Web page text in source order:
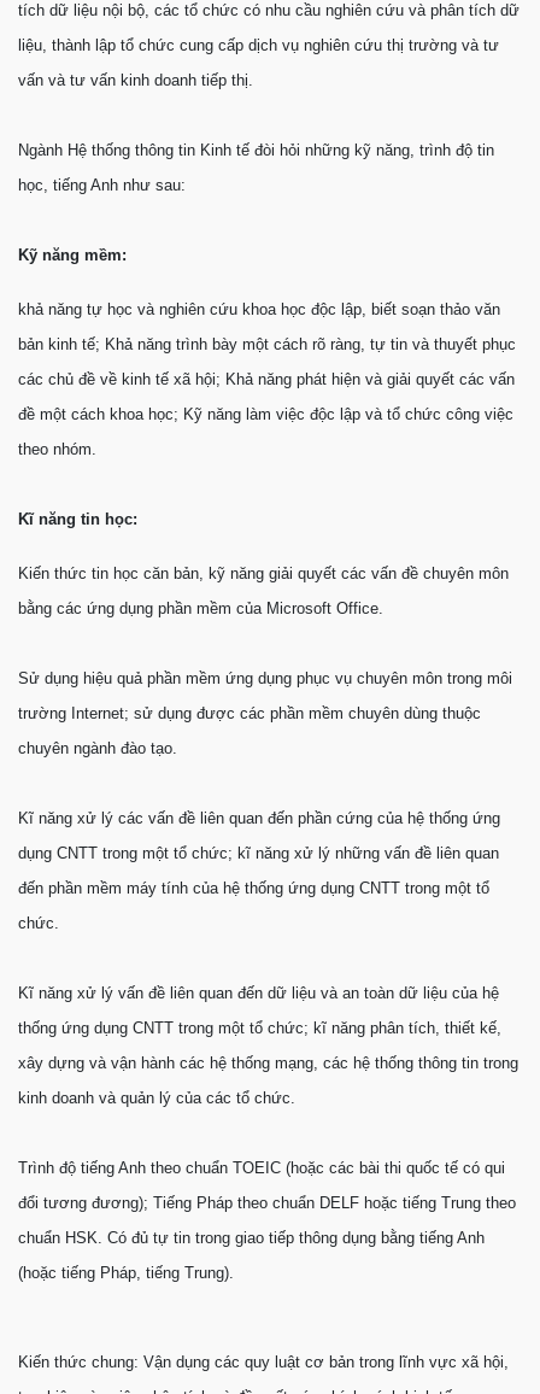
tích dữ liệu nội bộ, các tổ chức có nhu cầu nghiên cứu và phân tích dữ
liệu, thành lập tổ chức cung cấp dịch vụ nghiên cứu thị trường và tư
vấn và tư vấn kinh doanh tiếp thị.
Ngành Hệ thống thông tin Kinh tế đòi hỏi những kỹ năng, trình độ tin
học, tiếng Anh như sau:
Kỹ năng mềm:
khả năng tự học và nghiên cứu khoa học độc lập, biết soạn thảo văn
bản kinh tế; Khả năng trình bày một cách rõ ràng, tự tin và thuyết phục
các chủ đề về kinh tế xã hội; Khả năng phát hiện và giải quyết các vấn
đề một cách khoa học; Kỹ năng làm việc độc lập và tổ chức công việc
theo nhóm.
Kĩ năng tin học:
Kiến thức tin học căn bản, kỹ năng giải quyết các vấn đề chuyên môn
bằng các ứng dụng phần mềm của Microsoft Office.
Sử dụng hiệu quả phần mềm ứng dụng phục vụ chuyên môn trong môi
trường Internet; sử dụng được các phần mềm chuyên dùng thuộc
chuyên ngành đào tạo.
Kĩ năng xử lý các vấn đề liên quan đến phần cứng của hệ thống ứng
dụng CNTT trong một tổ chức; kĩ năng xử lý những vấn đề liên quan
đến phần mềm máy tính của hệ thống ứng dụng CNTT trong một tổ
chức.
Kĩ năng xử lý vấn đề liên quan đến dữ liệu và an toàn dữ liệu của hệ
thống ứng dụng CNTT trong một tổ chức; kĩ năng phân tích, thiết kế,
xây dựng và vận hành các hệ thống mạng, các hệ thống thông tin trong
kinh doanh và quản lý của các tổ chức.
Trình độ tiếng Anh theo chuẩn TOEIC (hoặc các bài thi quốc tế có qui
đổi tương đương); Tiếng Pháp theo chuẩn DELF hoặc tiếng Trung theo
chuẩn HSK. Có đủ tự tin trong giao tiếp thông dụng bằng tiếng Anh
(hoặc tiếng Pháp, tiếng Trung).
Kiến thức chung: Vận dụng các quy luật cơ bản trong lĩnh vực xã hội,